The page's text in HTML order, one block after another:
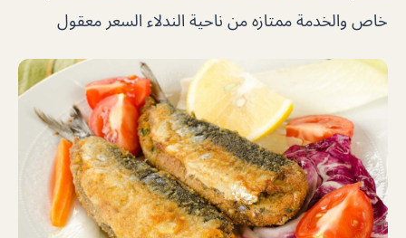
خاص والخدمة ممتازه من ناحية الندلاء السعر معقول